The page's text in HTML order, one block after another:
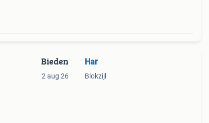
Bieden
2 aug 26
Har
Blokzijl